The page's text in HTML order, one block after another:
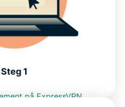
VPN for å få en IP-adresse i
Steg 1
på ExpressVPN.